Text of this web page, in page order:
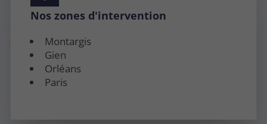
Nos zones d'intervention
Montargis
Gien
Orléans
Paris